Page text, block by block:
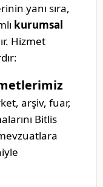
yanı sıra,
kurumsal
Hizmet
arşiv, fuar,
Bitlis